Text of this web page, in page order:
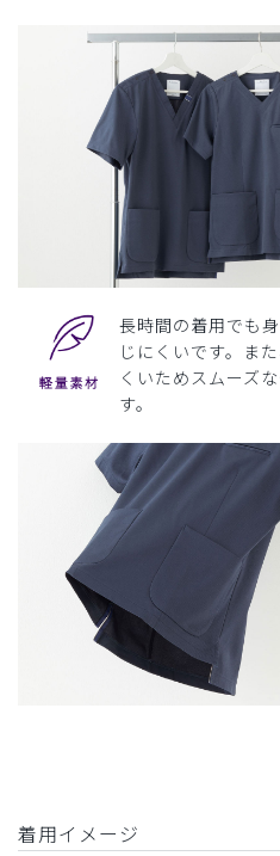
長時間の着用でも
じにくいです。ま
くいためスムーズ
す。
着用イメージ